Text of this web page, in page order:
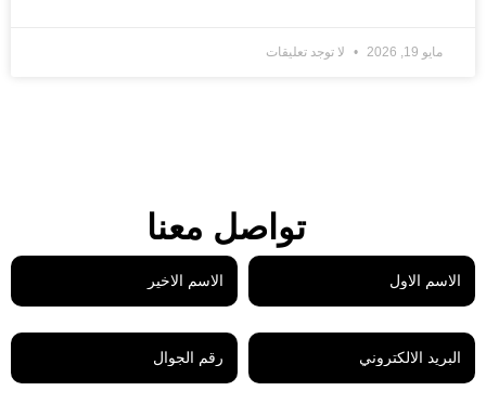
مايو 19, 2026 لا توجد تعليقات
تواصل معنا